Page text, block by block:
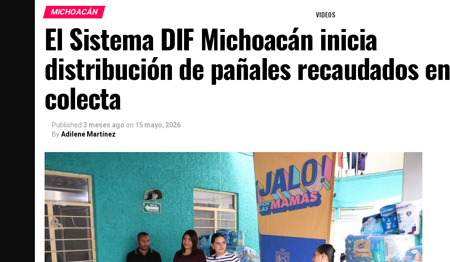
VIDEOS
MICHOACÁN
El Sistema DIF Michoacán inicia
distribución de pañales recaudados en
colecta
Published 3 meses ago on 15 mayo, 2026
ByAdilene Martínez